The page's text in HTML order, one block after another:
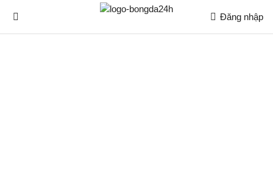
Đăng nhập